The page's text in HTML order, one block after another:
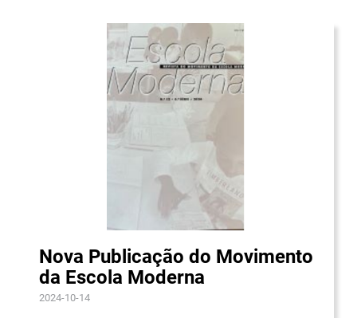
Nova Publicação do Movimento
da Escola Moderna
2024-10-14